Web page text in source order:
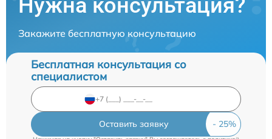
Нужна консультация?
Закажите бесплатную консультацию
Бесплатная консультация со
специалистом
Оставить заявку